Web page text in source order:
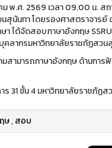
ม พ.ศ. 2569 เวลา 09.00 น. ส
สุนันทา โดยรองศาสตราจารย์
า ได้จัดสอบภาษาอังกฤษ
คลากรมหาวิทยาลัยราชภัฏสวน
สามารถภาษาอังกฤษ ด้านการ
31 ชั้น 4 มหาวิทยาลัยราชภัฏส
ษ,สอบ